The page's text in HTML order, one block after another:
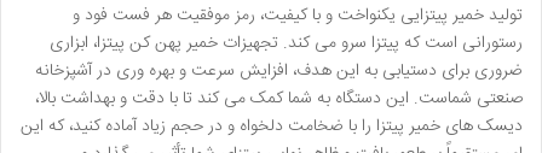
تولید خمیر پیتزایی یکنواخت و با کیفیت، رمز موفقیت هر فست فود و
رستورانی است که پیتزا سرو می کند. تجهیزات خمیر پهن کن پیتزا، ابزاری
ضروری برای دستیابی به این هدف، افزایش سرعت و بهره وری در آشپزخانه
صنعتی شماست. این دستگاه به شما کمک می کند تا با دقت و بهداشت بالا،
دیسک های خمیر پیتزا را با ضخامت دلخواه و در حجم زیاد آماده کنید، که این